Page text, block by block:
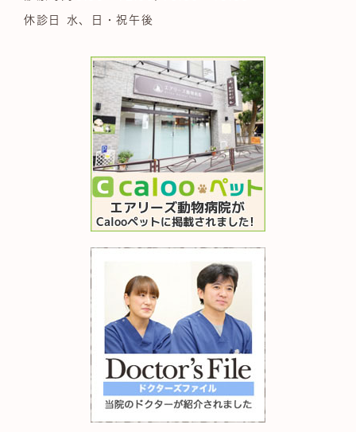
休診日 水、日・祝午後